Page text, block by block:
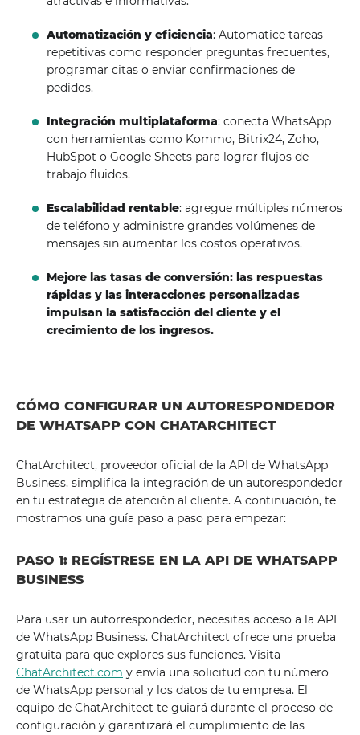
Automatización y eficiencia: Automatice tareas
repetitivas como responder preguntas frecuentes,
programar citas o enviar confirmaciones de
pedidos.
Integración multiplataforma: conecta WhatsApp
con herramientas como Kommo, Bitrix24, Zoho,
HubSpot o Google Sheets para lograr flujos de
trabajo fluidos.
Escalabilidad rentable: agregue múltiples números
de teléfono y administre grandes volúmenes de
mensajes sin aumentar los costos operativos.
Mejore las tasas de conversión: las respuestas
rápidas y las interacciones personalizadas
impulsan la satisfacción del cliente y el
crecimiento de los ingresos.
CÓMO CONFIGURAR UN AUTORESPONDEDOR
DE WHATSAPP CON CHATARCHITECT
ChatArchitect, proveedor oficial de la API de WhatsApp
Business, simplifica la integración de un autorespondedor
en tu estrategia de atención al cliente. A continuación, te
mostramos una guía paso a paso para empezar:
PASO 1: REGÍSTRESE EN LA API DE WHATSAPP
BUSINESS
Para usar un autorrespondedor, necesitas acceso a la API
de WhatsApp Business. ChatArchitect ofrece una prueba
gratuita para que explores sus funciones. Visita
ChatArchitect.com y envía una solicitud con tu número
de WhatsApp personal y los datos de tu empresa. El
equipo de ChatArchitect te guiará durante el proceso de
configuración y garantizará el cumplimiento de las